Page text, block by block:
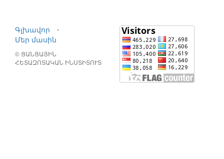
Գլխավոր
⋅
Մեր մասին
© ՑԱՆՑԱՅԻՆ
ՀԵՏԱԶՈՏԱԿԱՆ ԻՆՍՏԻՏՈՒՏ